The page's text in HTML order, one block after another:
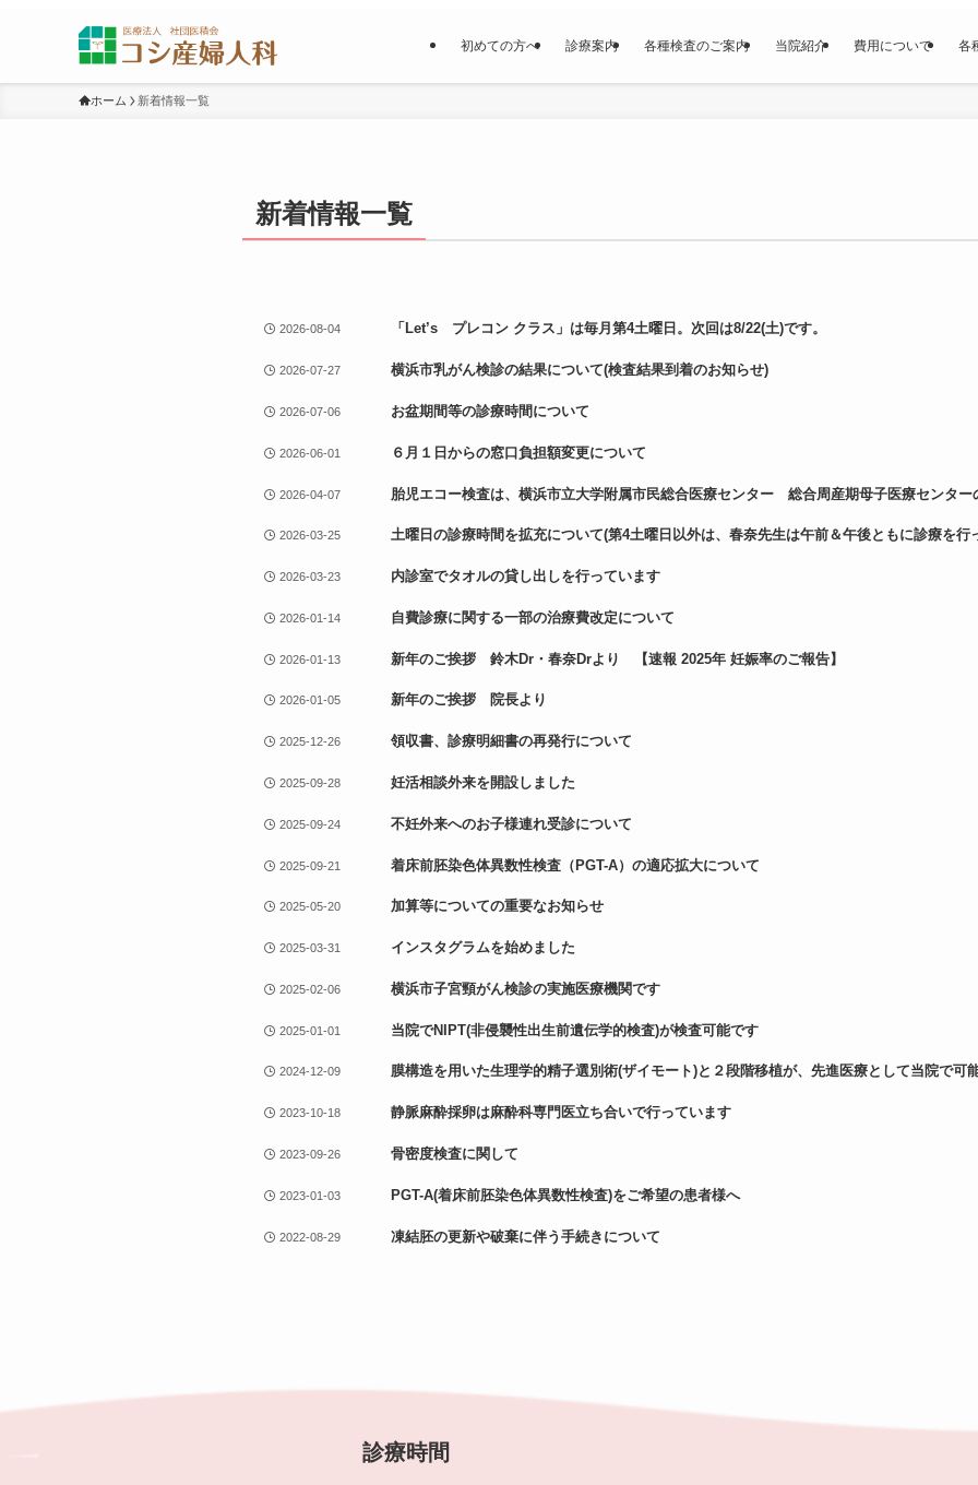
初めての方へ 診療案内 各種検査のご案内 当院紹介 費用について 各
ホーム 新着情報一覧
新着情報一覧
2026-08-04 「Let’s プレコン クラス」は毎月第4土曜日。次回は8/22(土)です。
2026-07-27 横浜市乳がん検診の結果について(検査結果到着のお知らせ)
2026-07-06 お盆期間等の診療時間について
2026-06-01 ６月１日からの窓口負担額変更について
2026-04-07 胎児エコー検査は、横浜市立大学附属市民総合医療センター 総合周産期母子医療センター
2026-03-25 土曜日の診療時間を拡充について(第4土曜日以外は、春奈先生は午前＆午後ともに診療を行
2026-03-23 内診室でタオルの貸し出しを行っています
2026-01-14 自費診療に関する一部の治療費改定について
2026-01-13 新年のご挨拶 鈴木Dr・春奈Drより 【速報 2025年 妊娠率のご報告】
2026-01-05 新年のご挨拶 院長より
2025-12-26 領収書、診療明細書の再発行について
2025-09-28 妊活相談外来を開設しました
2025-09-24 不妊外来へのお子様連れ受診について
2025-09-21 着床前胚染色体異数性検査（PGT-A）の適応拡大について
2025-05-20 加算等についての重要なお知らせ
2025-03-31 インスタグラムを始めました
2025-02-06 横浜市子宮頸がん検診の実施医療機関です
2025-01-01 当院でNIPT(非侵襲性出生前遺伝学的検査)が検査可能です
2024-12-09 膜構造を用いた生理学的精子選別術(ザイモート)と２段階移植が、先進医療として当院で可
2023-10-18 静脈麻酔採卵は麻酔科専門医立ち合いで行っています
2023-09-26 骨密度検査に関して
2023-01-03 PGT-A(着床前胚染色体異数性検査)をご希望の患者様へ
2022-08-29 凍結胚の更新や破棄に伴う手続きについて
診療時間